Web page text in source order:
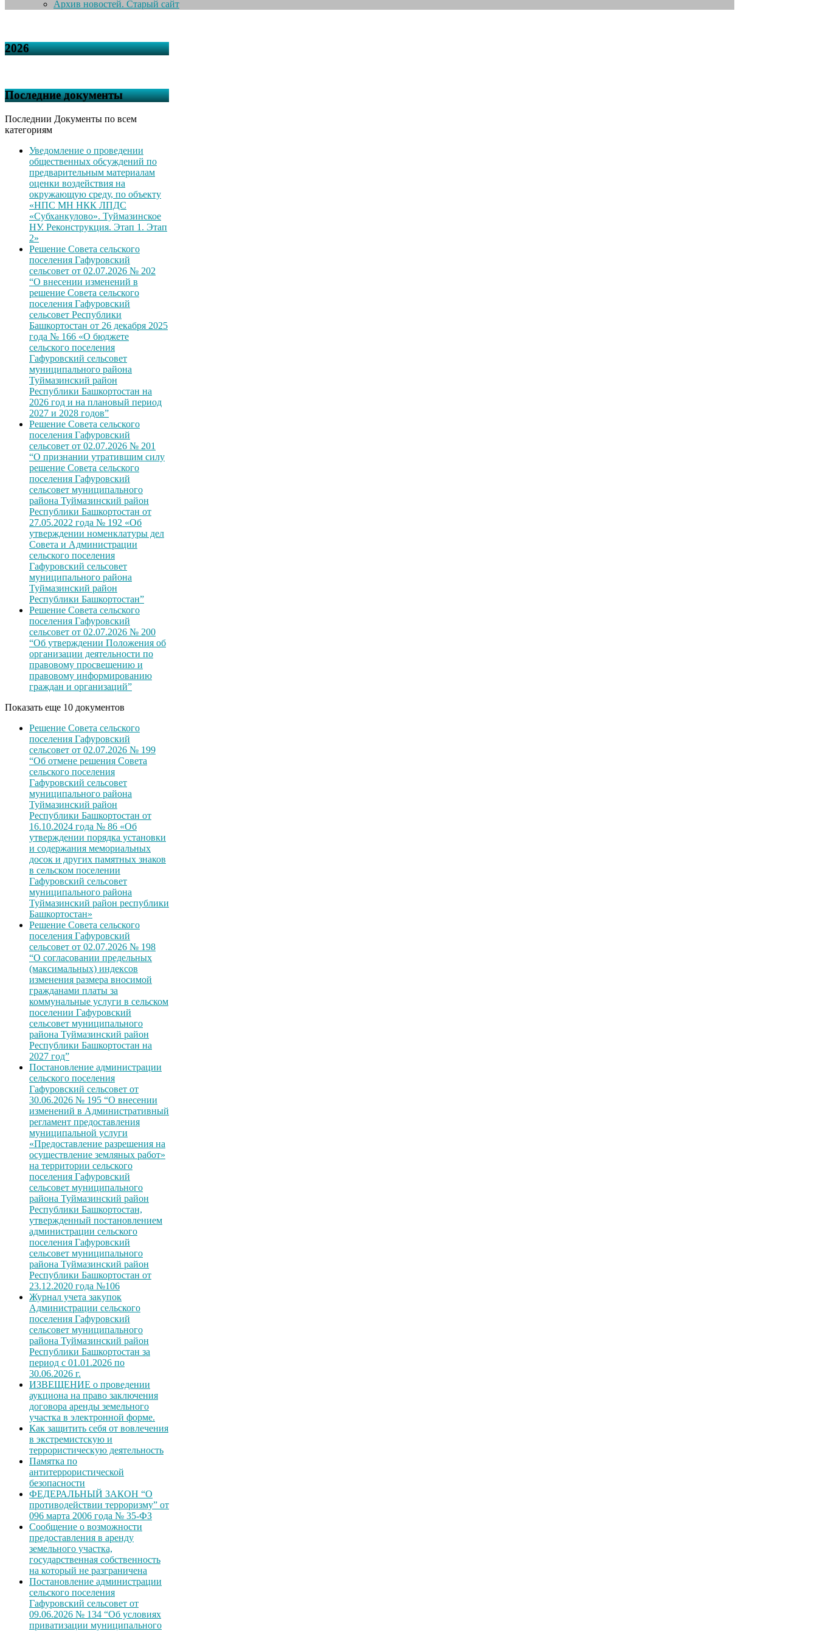
Архив новостей. Старый сайт
2026
Последние документы
Последнии Документы по всем
категориям
Уведомление о проведении
общественных обсуждений по
предварительным материалам
оценки воздействия на
окружающую среду, по объекту
«НПС МН НКК ЛПДС
«Субханкулово». Туймазинское
НУ. Реконструкция. Этап 1. Этап
2»
Решение Совета сельского
поселения Гафуровский
сельсовет от 02.07.2026 № 202
“О внесении изменений в
решение Совета сельского
поселения Гафуровский
сельсовет Республики
Башкортостан от 26 декабря 2025
года № 166 «О бюджете
сельского поселения
Гафуровский сельсовет
муниципального района
Туймазинский район
Республики Башкортостан на
2026 год и на плановый период
2027 и 2028 годов”
Решение Совета сельского
поселения Гафуровский
сельсовет от 02.07.2026 № 201
“О признании утратившим силу
решение Совета сельского
поселения Гафуровский
сельсовет муниципального
района Туймазинский район
Республики Башкортостан от
27.05.2022 года № 192 «Об
утверждении номенклатуры дел
Совета и Администрации
сельского поселения
Гафуровский сельсовет
муниципального района
Туймазинский район
Республики Башкортостан”
Решение Совета сельского
поселения Гафуровский
сельсовет от 02.07.2026 № 200
“Об утверждении Положения об
организации деятельности по
правовому просвещению и
правовому информированию
граждан и организаций”
Показать еще 10 документов
Решение Совета сельского
поселения Гафуровский
сельсовет от 02.07.2026 № 199
“Об отмене решения Совета
сельского поселения
Гафуровский сельсовет
муниципального района
Туймазинский район
Республики Башкортостан от
16.10.2024 года № 86 «Об
утверждении порядка установки
и содержания мемориальных
досок и других памятных знаков
в сельском поселении
Гафуровский сельсовет
муниципального района
Туймазинский район республики
Башкортостан»
Решение Совета сельского
поселения Гафуровский
сельсовет от 02.07.2026 № 198
“О согласовании предельных
(максимальных) индексов
изменения размера вносимой
гражданами платы за
коммунальные услуги в сельском
поселении Гафуровский
сельсовет муниципального
района Туймазинский район
Республики Башкортостан на
2027 год”
Постановление администрации
сельского поселения
Гафуровский сельсовет от
30.06.2026 № 195 “О внесении
изменений в Административный
регламент предоставления
муниципальной услуги
«Предоставление разрешения на
осуществление земляных работ»
на территории сельского
поселения Гафуровский
сельсовет муниципального
района Туймазинский район
Республики Башкортостан,
утвержденный постановлением
администрации сельского
поселения Гафуровский
сельсовет муниципального
района Туймазинский район
Республики Башкортостан от
23.12.2020 года №106
Журнал учета закупок
Администрации сельского
поселения Гафуровский
сельсовет муниципального
района Туймазинский район
Республики Башкортостан за
период с 01.01.2026 по
30.06.2026 г.
ИЗВЕЩЕНИЕ о проведении
аукциона на право заключения
договора аренды земельного
участка в электронной форме.
Как защитить себя от вовлечения
в экстремистскую и
террористическую деятельность
Памятка по
антитеррористической
безопасности
ФЕДЕРАЛЬНЫЙ ЗАКОН “О
противодействии терроризму” от
096 марта 2006 года № 35-ФЗ
Сообщение о возможности
предоставления в аренду
земельного участка,
государственная собственность
на который не разграничена
Постановление администрации
сельского поселения
Гафуровский сельсовет от
09.06.2026 № 134 “Об условиях
приватизации муниципального